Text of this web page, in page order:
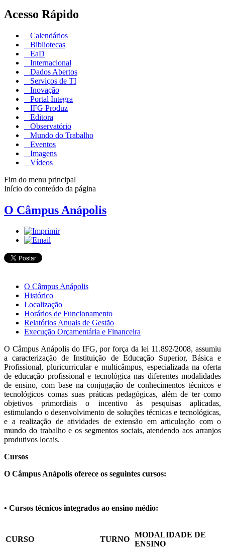
Acesso Rápido
Calendários
Bibliotecas
EaD
Internacional
Dados Abertos
Serviços de TI
Inovação
Portal Integra
IFG Produz
Editora
Observatório
Mundo do Trabalho
Eventos
Imagens
Vídeos
Fim do menu principal
Início do conteúdo da página
O Câmpus Anápolis
O Câmpus Anápolis
Histórico
Localização
Horários de Funcionamento
Relatórios Anuais de Gestão
Execução Orçamentária e Financeira
O Câmpus Anápolis do IFG, por força da lei 11.892/2008, assumiu
a caracterização de Instituição de Educação Superior, Básica e
Profissional, pluricurricular e multicâmpus, especializada na oferta
de educação profissional e tecnológica nas diferentes modalidades
de ensino, com base na conjugação de conhecimentos técnicos e
tecnológicos comas suas práticas pedagógicas, além de ter como
objetivos primordiais o incentivo às pesquisas aplicadas,
estimulando o desenvolvimento de soluções técnicas e tecnológicas,
e a realização de atividades de extensão em articulação com o
mundo do trabalho e os segmentos sociais, atendendo aos arranjos
produtivos locais.
Cursos
O Câmpus Anápolis oferece os seguintes cursos:
• Cursos técnicos integrados ao ensino médio:
CURSO TURNO
MODALIDADE DE
ENSINO